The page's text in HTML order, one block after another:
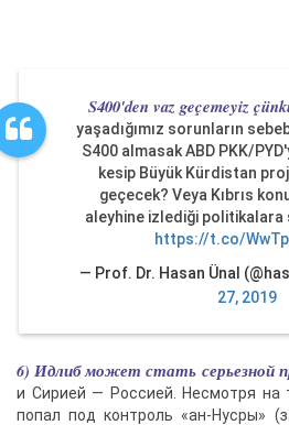
S400'den vaz geçemeyiz
yaşadığımız sorunların
S400 almasak ABD PKK/
kesip Büyük Kürdistan
geçecek? Veya Kıbrıs
aleyhine izlediği politikalara
https://t.co/
— Prof. Dr. Hasan Ünal
27, 2019
6) Идлиб может стать серьезной
и Сирией — Россией. Несмотря на
попал под контроль «ан-Нусры»